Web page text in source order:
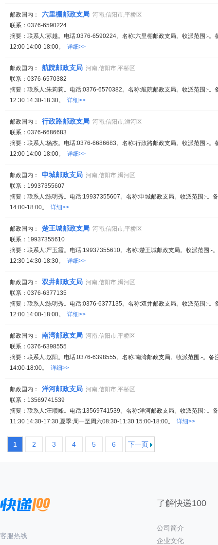
邮政国内： 六里棚邮政支局 河南,信阳市,平桥区
联系：0376-6590224
摘要：联系人:苏越。电话:0376-6590224。名称:六里棚邮政支局。收派范围:-。
12:00 14:00-18:00。 详细>>
邮政国内： 航院邮政支局 河南,信阳市,平桥区
联系：0376-6570382
摘要：联系人:朱莉莉。电话:0376-6570382。名称:航院邮政支局。收派范围:-。
12:30 14:30-18:30。 详细>>
邮政国内： 行政路邮政支局 河南,信阳市,浉河区
联系：0376-6686683
摘要：联系人:杨杰。电话:0376-6686683。名称:行政路邮政支局。收派范围:-。
12:00 14:00-18:00。 详细>>
邮政国内： 申城邮政支局 河南,信阳市,浉河区
联系：19937355607
摘要：联系人:陈明秀。电话:19937355607。名称:申城邮政支局。收派范围:-。
14:00-18:00。 详细>>
邮政国内： 楚王城邮政支局 河南,信阳市,平桥区
联系：19937355610
摘要：联系人:严玉霞。电话:19937355610。名称:楚王城邮政支局。收派范围:-
12:30 14:30-18:30。 详细>>
邮政国内： 双井邮政支局 河南,信阳市,浉河区
联系：0376-6377135
摘要：联系人:陈明秀。电话:0376-6377135。名称:双井邮政支局。收派范围:-。
12:00 14:00-18:00。 详细>>
邮政国内： 南湾邮政支局 河南,信阳市,平桥区
联系：0376-6398555
摘要：联系人:赵阳。电话:0376-6398555。名称:南湾邮政支局。收派范围:-。
14:00-18:00。 详细>>
邮政国内： 洋河邮政支局 河南,信阳市,平桥区
联系：13569741539
摘要：联系人:汪顺峰。电话:13569741539。名称:洋河邮政支局。收派范围:-。
11:30 14:30-17:30,夏季:周一至周六08:30-11:30 15:00-18:00。 详细>>
1 2 3 4 5 6 下一页
客服热线
了解快递100
公司简介
企业文化